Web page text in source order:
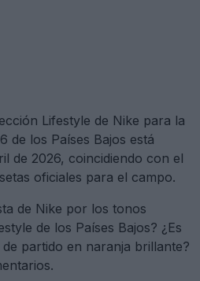
Lifestyle de Nike para la
de los Países Bajos está
de 2026, coincidiendo con el
oficiales para el campo.
de Nike por los tonos
de los Países Bajos? ¿Es
partido en naranja brillante?